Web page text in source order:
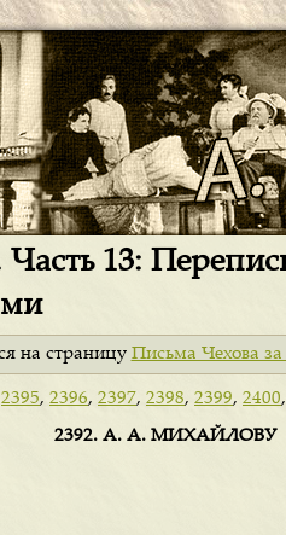
Часть 13:
на страницу Письма Чехова за
2395, 2396, 2397, 2398, 2399, 2400,
2392. А. А. МИХАЙЛОВУ